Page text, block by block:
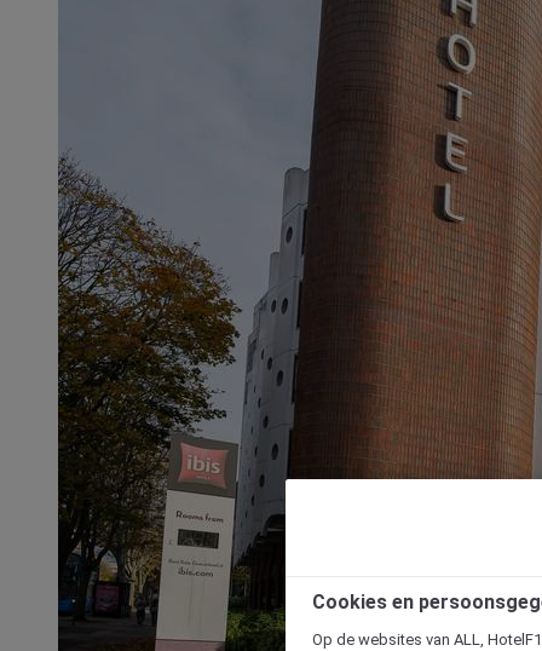
Cookies en
Op de websites van ALL,